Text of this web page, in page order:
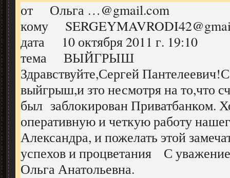
от Ольга …@gmail.com
кому
дата 10 октября 2011 г. 19:10
тема ВЫЙГРЫШ
Здравствуйте,Сергей
выйгрыш,и зто несмотря на то,что
был заблокирован Приватбанком.
оперативную и четкую работу
Александра, и пожелать этой
успехов и процветания С
Ольга Анатольевна.